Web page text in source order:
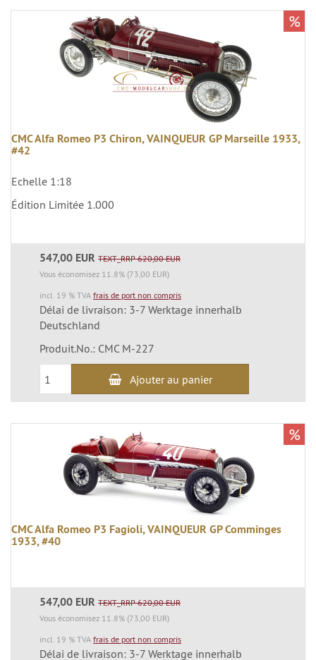
CMC Alfa Romeo P3 Chiron, VAINQUEUR GP Marseille 1933,
#42
Echelle 1:18
Édition Limitée 1.000
547,00 EUR TEXT_RRP 620,00 EUR
Vous économisez 11.8% (73,00 EUR)
incl. 19 % TVA frais de port non compris
Délai de livraison: 3-7 Werktage innerhalb
Deutschland
Produit.No.: CMC M-227
Ajouter au panier
%
CMC Alfa Romeo P3 Fagioli, VAINQUEUR GP Comminges
1933, #40
547,00 EUR TEXT_RRP 620,00 EUR
Vous économisez 11.8% (73,00 EUR)
incl. 19 % TVA frais de port non compris
Délai de livraison: 3-7 Werktage innerhalb
%